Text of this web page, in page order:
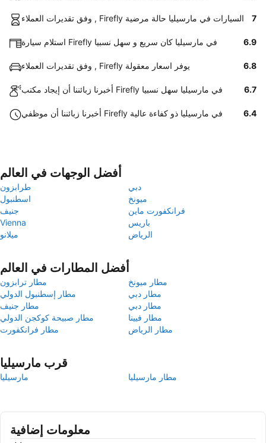
وفق تقديرات العملاء , Firefly السيارات في مارسيليا حالة مرضية 7
استلام سيارة Firefly في مارسيليا كان سريع و سهل نسبيا 6.9
وفق تقديرات العملاء , Firefly يوفر اسعار معقولة 6.8
أخبرنا زبائننا أن إيجاد مكتب Firefly في مارسيليا سهل نسبيا 6.7
أخبرنا زبائننا أن موظفي Firefly في مارسيليا ذو كفاءة عالية 6.4
أفضل الوجهات في العالم
طرابزون
دبي
اسطنبول
ميونخ
جنيف
فرانكفورت ماين
Vienna
باريس
ميلانو
الرياض
أفضل المطارات في العالم
مطار ترابزون
مطار ميونخ
مطار إسطنبول الدولي
مطار دبي
مطار جنيف
مطار دبي
مطار صبيحة كوكجن الدولي
مطار فيينا
مطار فرانكفورت
مطار الرياض
قرب مارسيليا
مارسيليا مطار مارسيليا
معلومات إضافية